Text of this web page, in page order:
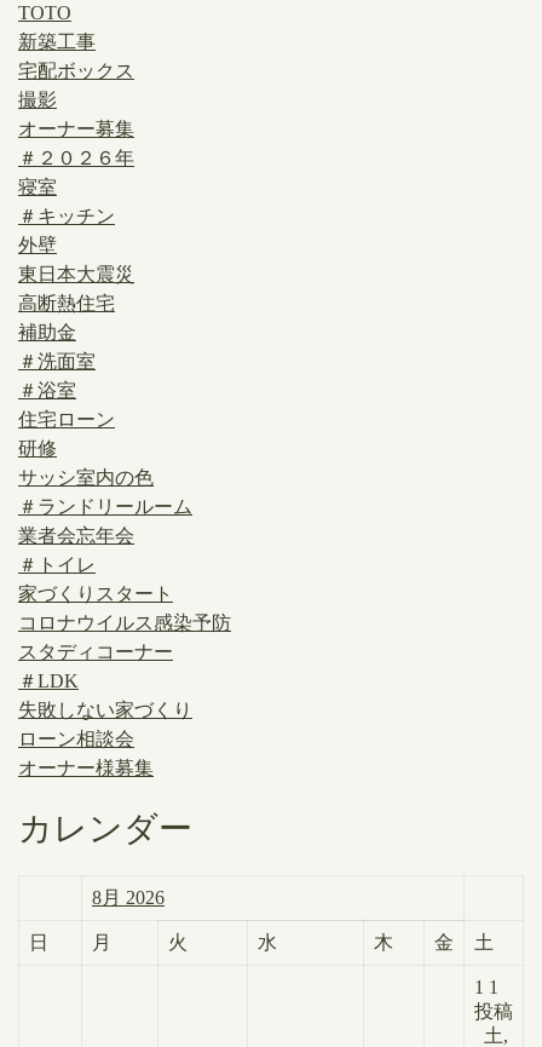
TOTO
新築工事
宅配ボックス
撮影
オーナー募集
＃２０２６年
寝室
＃キッチン
外壁
東日本大震災
高断熱住宅
補助金
＃洗面室
＃浴室
住宅ローン
研修
サッシ室内の色
＃ランドリールーム
業者会忘年会
＃トイレ
家づくりスタート
コロナウイルス感染予防
スタディコーナー
＃LDK
失敗しない家づくり
ローン相談会
オーナー様募集
カレンダー
8月 2026
日 月 火 水 木 金 土
1 1
投稿
土,